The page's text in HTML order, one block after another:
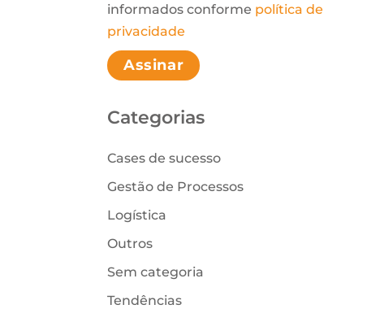
informados conforme política de
privacidadePlease leave this field empty.
Categorias
Cases de sucesso
Gestão de Processos
Logística
Outros
Sem categoria
Tendências